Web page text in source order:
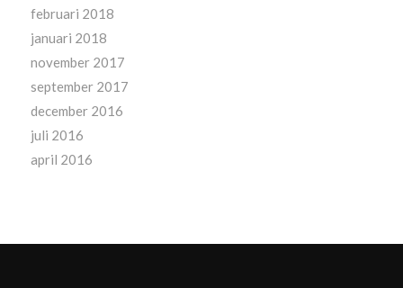
februari 2018
januari 2018
november 2017
september 2017
december 2016
juli 2016
april 2016